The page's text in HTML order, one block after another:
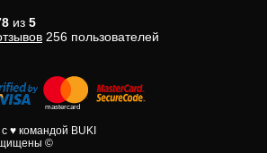
из 5
256 пользователей
♥ командой BUKI
©